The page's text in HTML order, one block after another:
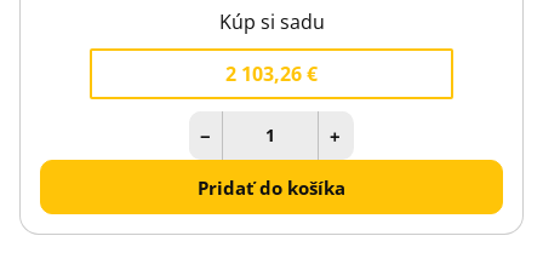
Kúp si sadu
2 103,26 €
− +
Pridať do košíka